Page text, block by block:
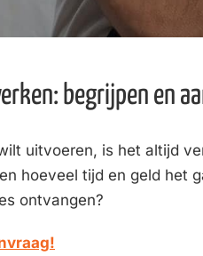
begrijpen en
uitvoeren, is het altijd
hoeveel tijd en geld het
ontvangen?